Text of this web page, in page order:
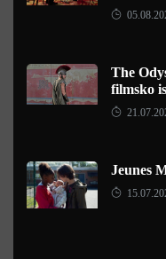
The
filmsko
Jeunes